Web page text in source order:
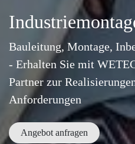
Bauleitung, Montage,
- Erhalten Sie mit
Partner zur
Anforderungen
Angebot anfragen